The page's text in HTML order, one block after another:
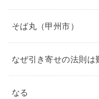
そば丸（甲州市）
なぜ引き寄せの法則は
なる